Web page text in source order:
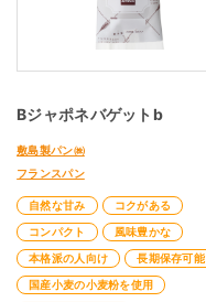
Bジャポネバゲットb
敷島製パン㈱
フランスパン
自然な甘み
コクがある
コンパクト
風味豊かな
本格派の人向け
長期保存可能
国産小麦の小麦粉を使用